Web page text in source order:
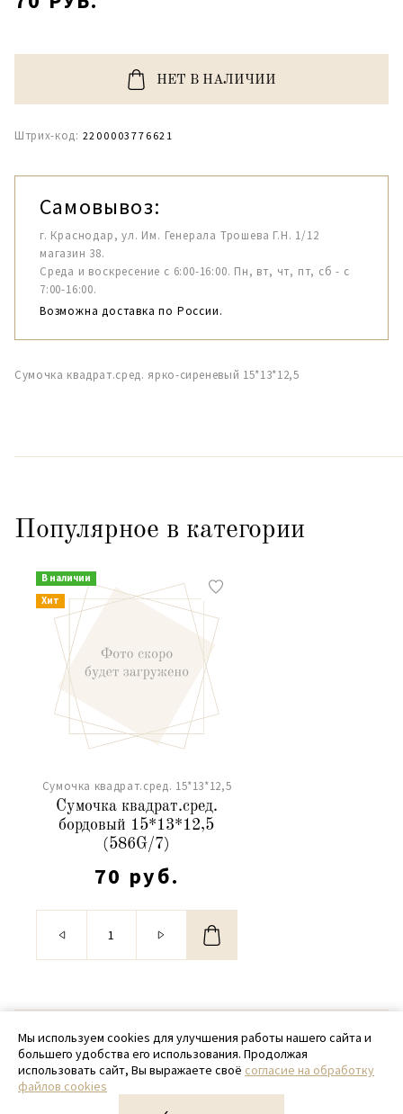
НЕТ В НАЛИЧИИ
Штрих-код: 2200003776621
Самовывоз:
г. Краснодар, ул. Им. Генерала Трошева Г.Н. 1/12
магазин 38.
Среда и воскресение с 6:00-16:00. Пн, вт, чт, пт, сб - с
7:00-16:00.
Возможна доставка по России.
Сумочка квадрат.сред. ярко-сиреневый 15*13*12,5
Популярное в категории
В наличии
Хит
Сумочка квадрат.сред. 15*13*12,5
Сумочка квадрат.сред.
бордовый 15*13*12,5
(586G/7)
70 руб.
© 2020 - 2026 SamPack
+ 7 (918) 699-97-87
zakaz@sampack.store
Мы используем cookies для улучшения работы нашего сайта и
большего удобства его использования. Продолжая
использовать сайт, Вы выражаете своё согласие на обработку
файлов cookies